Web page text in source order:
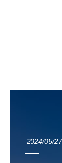
2024/05/27